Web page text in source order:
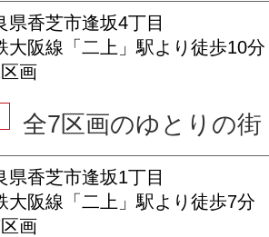
県香芝市逢坂4丁目
大阪線「二上」駅より徒歩10分
画
全7区画のゆとりの街
県香芝市逢坂1丁目
大阪線「二上」駅より徒歩7分
画